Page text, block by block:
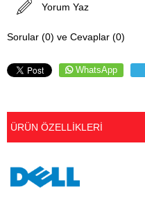
Yorum Yaz
Sorular (0) ve Cevaplar (0)
WhatsApp
ÜRÜN ÖZELLIKLERI